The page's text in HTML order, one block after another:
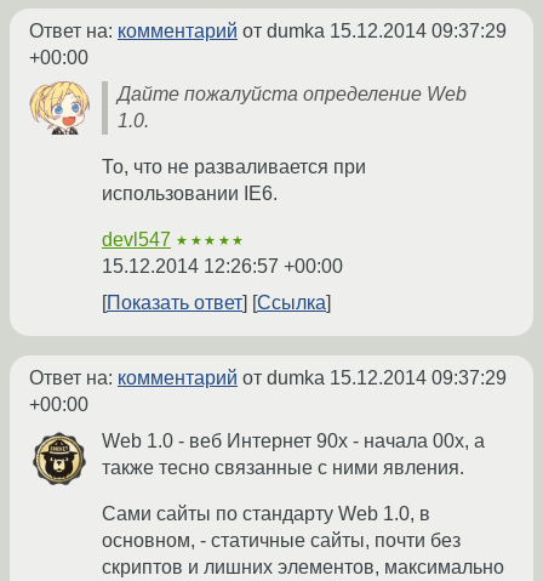
Ответ на: комментарий от dumka 15.12.2014 09:37:29
+00:00
Дайте пожалуйста определение Web
1.0.
То, что не разваливается при
использовании IE6.
devl547 ★★★★★
15.12.2014 12:26:57 +00:00
Показать ответ
Ссылка
Ответ на: комментарий от dumka 15.12.2014 09:37:29
+00:00
Web 1.0 - веб Интернет 90х - начала 00х, а
также тесно связанные с ними явления.
Сами сайты по стандарту Web 1.0, в
основном, - статичные сайты, почти без
скриптов и лишних элементов, максимально